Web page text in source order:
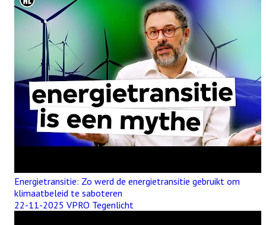
Energietransitie: Zo werd de energietransitie gebruikt om
klimaatbeleid te saboteren
22-11-2025 VPRO Tegenlicht